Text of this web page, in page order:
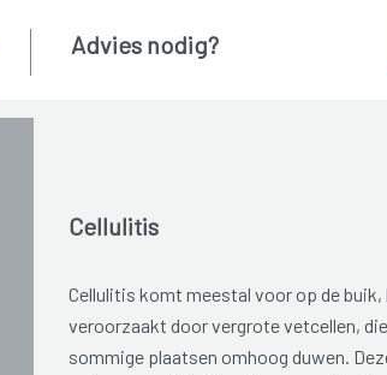
Advies nodig?
Cellulitis
Cellulitis komt meestal voor op de buik,
veroorzaakt door vergrote vetcellen,
sommige plaatsen omhoog duwen.